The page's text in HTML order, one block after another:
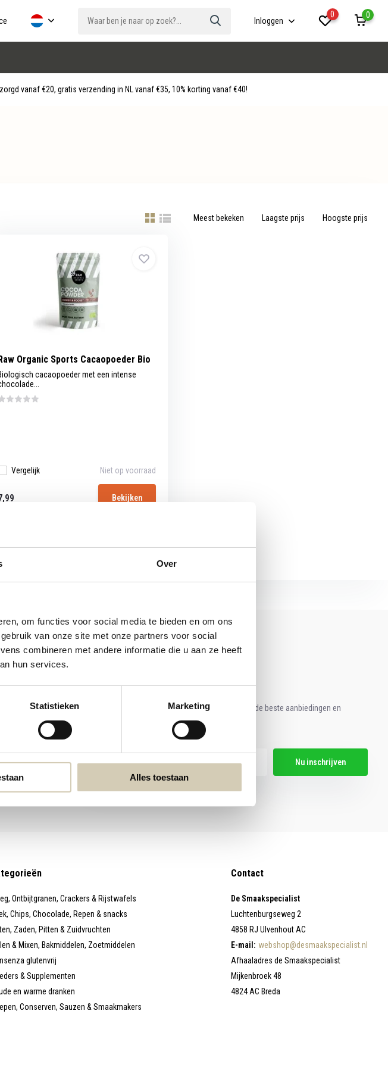
Over
om functies voor social media te bieden en om ons
van onze site met onze partners voor social
combineren met andere informatie die u aan ze heeft
hun services.
Statistieken Marketing
Alles toestaan
Inloggen
0
0
vanaf €20, gratis verzending in NL vanaf €35, 10% korting vanaf €40!
Meest bekeken Laagste prijs Hoogste prijs
Organic Sports Cacaopoeder Bio
cacaopoeder met een intense
Vergelijk Niet op voorraad
Bekijken
Meld je aan voor onze nieuwsbrief en ontvang de beste aanbiedingen en
Nu inschrijven
Ontbijtgranen, Crackers & Rijstwafels
Chips, Chocolade, Repen & snacks
Zaden, Pitten & Zuidvruchten
& Mixen, Bakmiddelen, Zoetmiddelen
glutenvrij
& Supplementen
en warme dranken
Conserven, Sauzen & Smaakmakers
Contact
De Smaakspecialist
Luchtenburgseweg 2
4858 RJ Ulvenhout AC
E-mail: webshop@desmaakspecialist.nl
Afhaaladres de Smaakspecialist
Mijkenbroek 48
4824 AC Breda